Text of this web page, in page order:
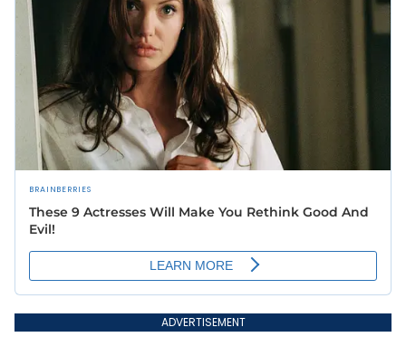
ADVERTISEMENT